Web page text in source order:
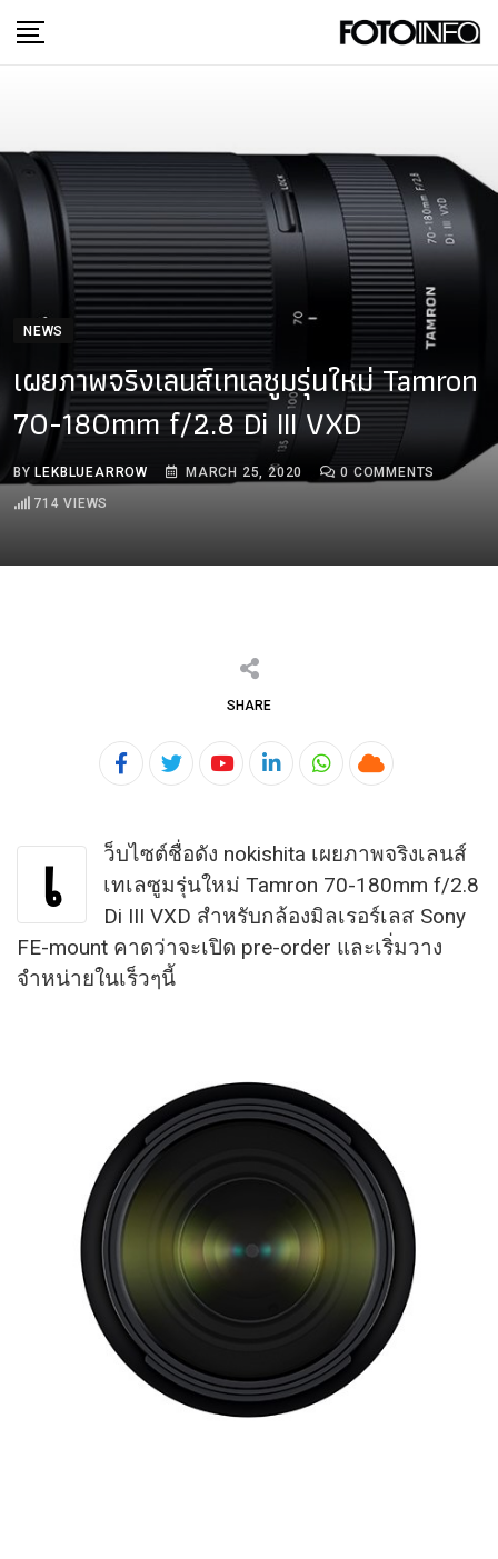
to
NEWS
เผยภาพจริงเลนส์เทเลซูมรุ่นใหม่ Tamron
70-180mm f/2.8 Di III VXD
BYLEKBLUEARROW MARCH 25, 2020 0 COMMENTS
714 VIEWS
SHARE
YoutubeLinkedInWhatsapp
Cloud
เ
ว็บไซต์ชื่อดัง nokishita เผยภาพจริงเลนส์
เทเลซูมรุ่นใหม่ Tamron 70-180mm f/2.8
Di III VXD สำหรับกล้องมิลเรอร์เลส Sony
FE-mount คาดว่าจะเปิด pre-order และเริ่มวาง
จำหน่ายในเร็วๆนี้